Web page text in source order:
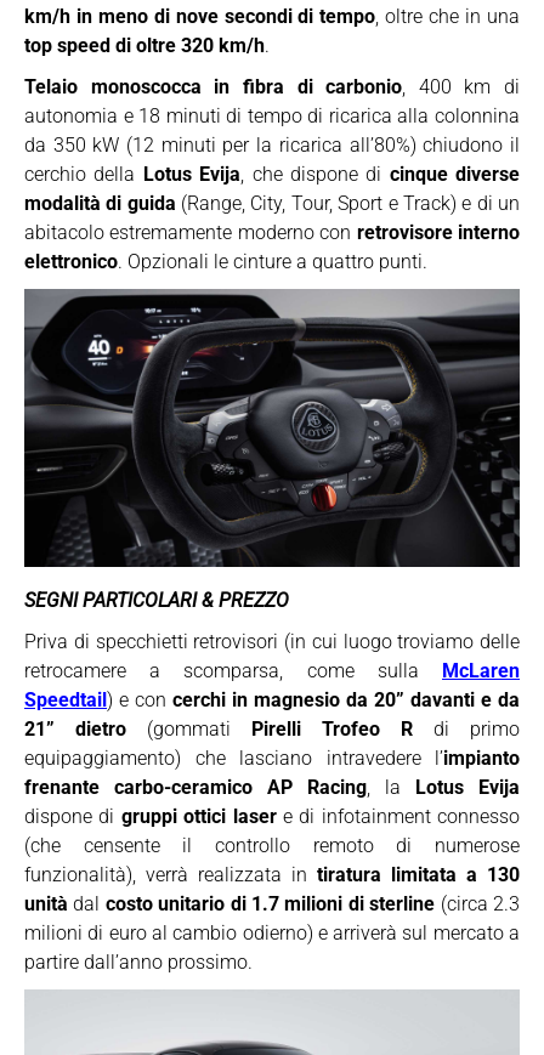
km/h in meno di nove secondi di tempo , oltre che in una
top speed di oltre 320 km/h.
Telaio monoscocca in fibra di carbonio , 400 km di
autonomia e 18 minuti di tempo di ricarica alla colonnina
da 350 kW (12 minuti per la ricarica all’80%) chiudono il
cerchio della Lotus Evija , che dispone di cinque diverse
modalità di guida (Range, City, Tour, Sport e Track) e di un
abitacolo estremamente moderno con retrovisore interno
elettronico. Opzionali le cinture a quattro punti.
SEGNI PARTICOLARI & PREZZO
Priva di specchietti retrovisori (in cui luogo troviamo delle
retrocamere a scomparsa, come sulla McLaren
Speedtail) e con cerchi in magnesio da 20” davanti e da
21” dietro (gommati Pirelli Trofeo R di primo
equipaggiamento) che lasciano intravedere l’impianto
frenante carbo-ceramico AP Racing, la Lotus Evija
dispone di gruppi ottici lasere di infotainment connesso
(che censente il controllo remoto di numerose
funzionalità), verrà realizzata in tiratura limitata a 130
unità dal costo unitario di 1.7 milioni di sterline (circa 2.3
milioni di euro al cambio odierno) e arriverà sul mercato a
partire dall’anno prossimo.